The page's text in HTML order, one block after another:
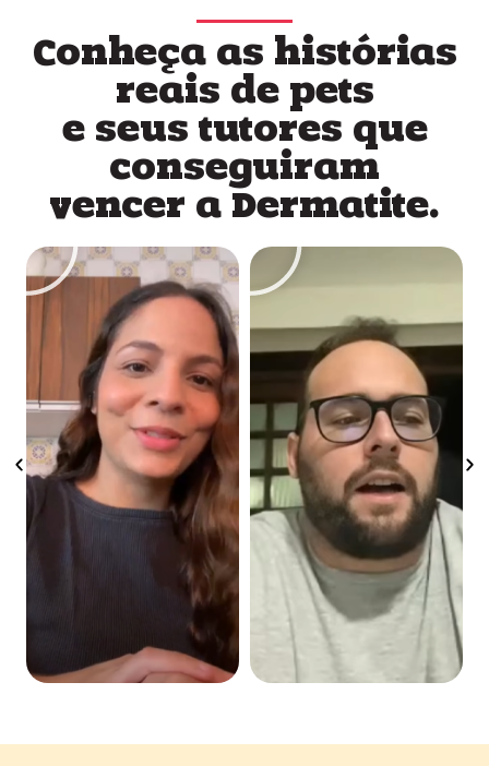
Conheça as histórias
reais de pets
e seus tutores que
conseguiram
vencer a Dermatite.